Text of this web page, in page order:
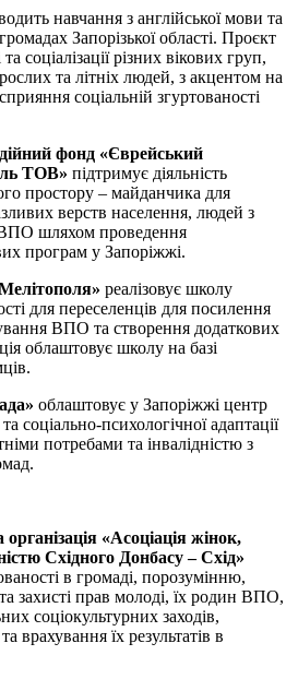
навчання з англійської мови та
Запорізької області. Проєкт
соціалізації різних вікових груп,
та літніх людей, з акцентом на
соціальній згуртованості
фонд «Єврейський
ТОВ» підтримує діяльність
простору – майданчика для
верств населення, людей з
ВПО шляхом проведення
програм у Запоріжжі.
реалізовує школу
для переселенців для посилення
ВПО та створення додаткових
облаштовує школу на базі
облаштовує у Запоріжжі центр
та соціально-психологічної адаптації
потребами та інвалідністю з
«Асоціація жінок,
Східного Донбасу – Схід»
в громаді, порозумінню,
захисті прав молоді, їх родин ВПО,
соціокультурних заходів,
врахування їх результатів в